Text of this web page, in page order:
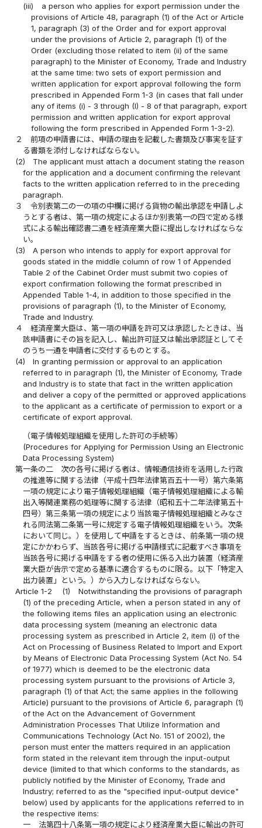
(iii)
a person who applies for export permission under the
provisions of Article 48, paragraph (1) of the Act or Article
1, paragraph (3) of the Order and for export approval
under the provisions of Article 2, paragraph (1) of the
Order (excluding those related to item (ii) of the same
paragraph) to the Minister of Economy, Trade and Industry
at the same time: two sets of export permission and
written application for export approval following the form
prescribed in Appended Form 1-3 (in cases that fall under
any of items (i) - 3 through (I) - 8 of that paragraph, export
permission and written application for export approval
following the form prescribed in Appended Form 1-3-2).
２
前項の申請書には、申請の理由を記載した書類及び事実を証す
る書類を添付しなければならない。
(2)
The applicant must attach a document stating the reason
for the application and a document confirming the relevant
facts to the written application referred to in the preceding
paragraph.
３
令別表第二の一の項の中欄に掲げる貨物の輸出承認を申請しよ
うとする者は、第一項の規定によるほか別表第一の四で定める様
式による輸出確認書二通を経済産業大臣に提出しなければならな
い。
(3)
A person who intends to apply for export approval for
goods stated in the middle column of row 1 of Appended
Table 2 of the Cabinet Order must submit two copies of
export confirmation following the format prescribed in
Appended Table 1-4, in addition to those specified in the
provisions of paragraph (1), to the Minister of Economy,
Trade and Industry.
４
経済産業大臣は、第一項の申請を許可又は承認したときは、当
該申請書にその旨を記入し、輸出許可証又は輸出承認証としてそ
のうち一通を申請者に交付するものとする。
(4)
In granting permission or approval to an application
referred to in paragraph (1), the Minister of Economy, Trade
and Industry is to state that fact in the written application
and deliver a copy of the permitted or approved applications
to the applicant as a certificate of permission to export or a
certificate of export approval.
（電子情報処理組織を使用した許可の手続等）
(Procedures for Applying for Permission Using an Electronic
Data Processing System)
第一条の二
次の各号に掲げる者は、情報通信技術を活用した行政
の推進等に関する法律（平成十四年法律第百五十一号）第六条第
一項の規定により電子情報処理組織（電子情報処理組織による輸
出入等関連業務の処理等に関する法律（昭和五十二年法律第五十
四号）第三条第一項の規定により当該電子情報処理組織とみなさ
れる同法第二条第一号に規定する電子情報処理組織をいう。次条
において同じ。）を使用して申請をするときは、前条第一項の規
定にかかわらず、当該各号に掲げる申請様式に記載すべき事項を
当該各号に掲げる申請をする者の使用に係る入出力装置（経済産
業大臣が告示で定める基準に適合するものに限る。以下「特定入
出力装置」という。）から入力しなければならない。
Article 1-2
(1)
Notwithstanding the provisions of paragraph
(1) of the preceding Article, when a person stated in any of
the following items files an application using an electronic
data processing system (meaning an electronic data
processing system as prescribed in Article 2, item (i) of the
Act on Processing of Business Related to Import and Export
by Means of Electronic Data Processing System (Act No. 54
of 1977) which is deemed to be the electronic data
processing system pursuant to the provisions of Article 3,
paragraph (1) of that Act; the same applies in the following
Article) pursuant to the provisions of Article 6, paragraph (1)
of the Act on the Advancement of Government
Administration Processes That Utilize Information and
Communications Technology (Act No. 151 of 2002), the
person must enter the matters required in an application
form stated in the relevant item through the input-output
device (limited to that which conforms to the standards, as
publicly notified by the Minister of Economy, Trade and
Industry; referred to as the "specified input-output device"
below) used by applicants for the applications referred to in
the respective items:
一
法第四十八条第一項の規定により経済産業大臣に輸出の許可